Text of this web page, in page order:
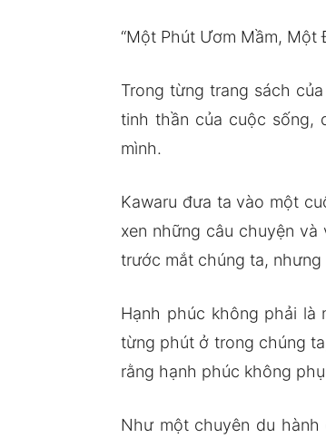
“Một Phút Ươm Mầm, Một
Trong từng trang sách
tinh thần của cuộc sống,
mình.
Kawaru đưa ta vào một
xen những câu chuyện
trước mắt chúng ta,
Hạnh phúc không phải
từng phút ở trong chúng
rằng hạnh phúc không
Như một chuyên du hành